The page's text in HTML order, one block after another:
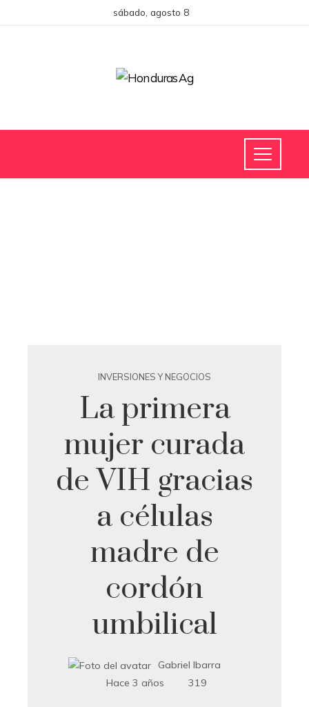
sábado, agosto 8
INVERSIONES Y NEGOCIOS
La primera
mujer curada
de VIH gracias
a células
madre de
cordón
umbilical
Gabriel Ibarra
Hace 3 años
319